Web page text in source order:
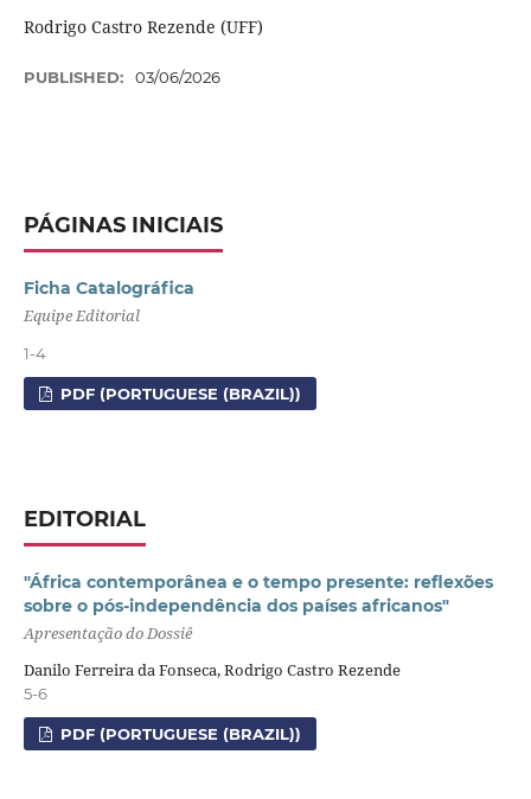
Rodrigo Castro Rezende (UFF)
PUBLISHED: 03/06/2026
PÁGINAS INICIAIS
Ficha Catalográfica
Equipe Editorial
1-4
PDF (PORTUGUESE (BRAZIL))
EDITORIAL
"África contemporânea e o tempo presente: reflexões
sobre o pós-independência dos países africanos"
Apresentação do Dossiê
Danilo Ferreira da Fonseca, Rodrigo Castro Rezende
5-6
PDF (PORTUGUESE (BRAZIL))